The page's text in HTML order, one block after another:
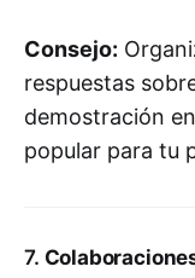
Consejo:
respuestas
demostración
popular para tu
7.